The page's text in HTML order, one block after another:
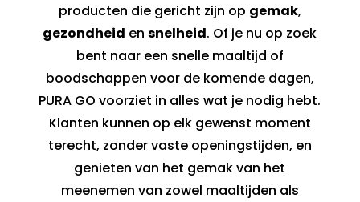
producten die gericht zijn op gemak,
gezondheid ensnelheid. Of je nu op zoek
bent naar een snelle maaltijd of
boodschappen voor de komende dagen,
PURA GO voorziet in alles wat je nodig hebt.
Klanten kunnen op elk gewenst moment
terecht, zonder vaste openingstijden, en
genieten van het gemak van het
meenemen van zowel maaltijden als